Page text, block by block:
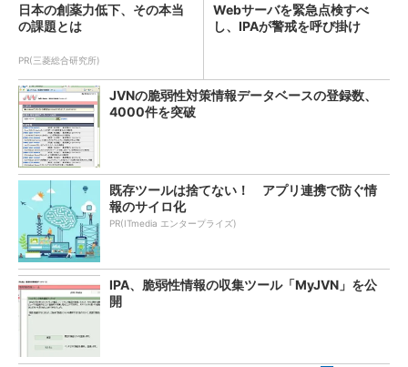
日本の創薬力低下、その本当
の課題とは
PR(三菱総合研究所)
Webサーバを緊急点検すべ
し、IPAが警戒を呼び掛け
JVNの脆弱性対策情報データベースの登録数、
4000件を突破
既存ツールは捨てない！ アプリ連携で防ぐ情
報のサイロ化
PR(ITmedia エンタープライズ)
IPA、脆弱性情報の収集ツール「MyJVN」を公
開